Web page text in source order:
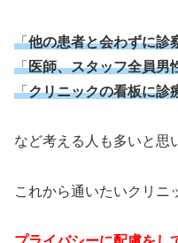
「他の患者と会わずに診
「医師、スタッフ全員男
「クリニックの看板に診
など考える人も多いと思
これから通いたいクリニ